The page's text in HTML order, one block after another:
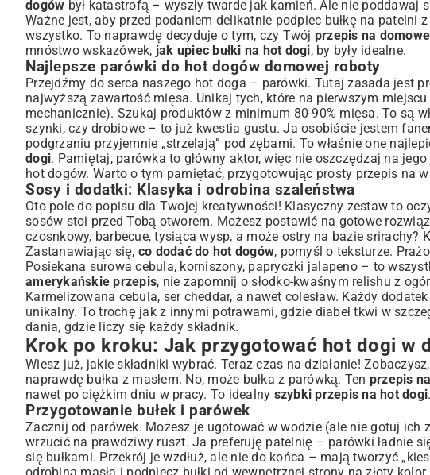
dogów był katastrofą – wyszły twarde jak kamień. Ale nie poddawaj
Ważne jest, aby przed podaniem delikatnie podpiec bułkę na patelni
wszystko. To naprawdę decyduje o tym, czy Twój przepis na
mnóstwo wskazówek, jak upiec bułki na hot dogi, by były idealne.
Najlepsze parówki do hot dogów domowej roboty
Przejdźmy do serca naszego hot doga – parówki. Tutaj zasada jest
najwyższą zawartość mięsa. Unikaj tych, które na pierwszym
mechanicznie). Szukaj produktów z minimum 80-90% mięsa. To są
szynki, czy drobiowe – to już kwestia gustu. Ja osobiście jestem
podgrzaniu przyjemnie „strzelają” pod zębami. To właśnie one
dogi. Pamiętaj, parówka to główny aktor, więc nie oszczędzaj na
hot dogów. Warto o tym pamiętać, przygotowując prosty przepis na
Sosy i dodatki: Klasyka i odrobina szaleństwa
Oto pole do popisu dla Twojej kreatywności! Klasyczny zestaw to
sosów stoi przed Tobą otworem. Możesz postawić na gotowe
czosnkowy, barbecue, tysiąca wysp, a może ostry na bazie
Zastanawiając się, co dodać do hot dogów, pomyśl o teksturze.
Posiekana surowa cebula, korniszony, papryczki jalapeno – to
amerykańskie przepis, nie zapomnij o słodko-kwaśnym relishu z
Karmelizowana cebula, ser cheddar, a nawet colesław. Każdy
unikalny. To trochę jak z innymi potrawami, gdzie diabeł tkwi w
dania, gdzie liczy się każdy składnik.
Krok po kroku: Jak przygotować hot dogi w
Wiesz już, jakie składniki wybrać. Teraz czas na działanie! Zobaczysz,
naprawdę bułka z masłem. No, może bułka z parówką. Ten przepis
nawet po ciężkim dniu w pracy. To idealny szybki przepis na hot dogi.
Przygotowanie bułek i parówek
Zacznij od parówek. Możesz je ugotować w wodzie (ale nie gotuj
wrzucić na prawdziwy ruszt. Ja preferuję patelnię – parówki ładnie
się bułkami. Przekrój je wzdłuż, ale nie do końca – mają tworzyć